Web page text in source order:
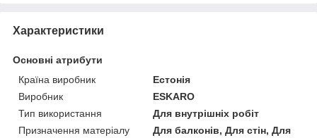
Характеристики
Основні атрибути
Країна виробник
Естонія
Виробник
ESKARO
Тип використання
Для внутрішніх робіт
Призначення матеріалу
Для балконів, Для стін, Для